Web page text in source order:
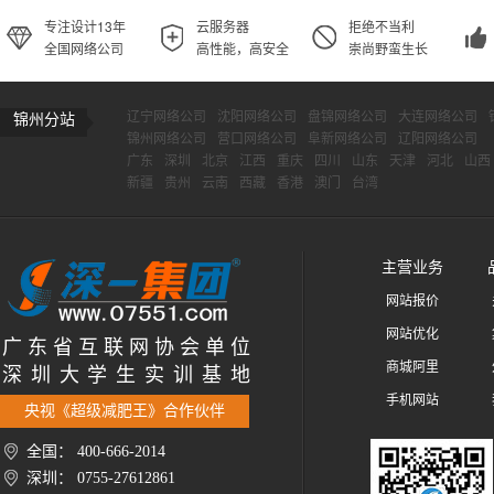
专注设计13年
全国网络公司
云服务器
高性能，高安全
拒绝不当利
崇尚野蛮生长
锦州分站 辽宁网络公司 沈阳网络公司 盘锦网络公司 大连网络公司
锦州网络公司
营口网络公司 阜新网络公司
辽阳网络公司
广东
深圳 北京 江西 重庆 四川 山东 天津 河北
山西
新疆
贵州 云南 西藏 香港 澳门 台湾
广 东 省 互 联 网 协 会 单 位
深 圳 大 学 生 实 训 基 地
央视《超级减肥王》合作伙伴
全国： 400-666-2014
深圳： 0755-27612861
主营业务
网站报价
网站优化
商城阿里
手机网站